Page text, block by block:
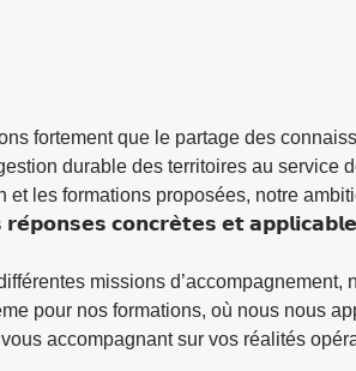
fortement que le partage des
durable des territoires au service
et les formations proposées, notre
𝗰𝗼𝗻𝗰𝗿𝗲̀𝘁𝗲𝘀 𝗲𝘁
missions
pour nos formations, où nous nous
accompagnant sur vos réalités